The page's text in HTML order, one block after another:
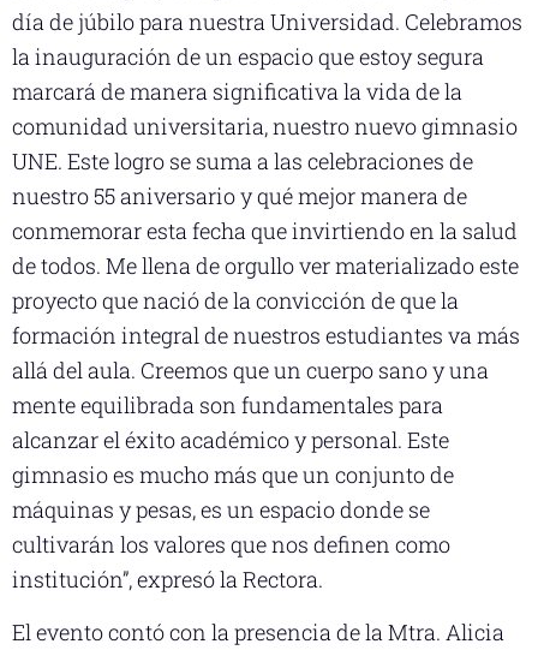
día de júbilo para nuestra Universidad. Celebramos
la inauguración de un espacio que estoy segura
marcará de manera significativa la vida de la
comunidad universitaria, nuestro nuevo gimnasio
UNE. Este logro se suma a las celebraciones de
nuestro 55 aniversario y qué mejor manera de
conmemorar esta fecha que invirtiendo en la salud
de todos. Me llena de orgullo ver materializado este
proyecto que nació de la convicción de que la
formación integral de nuestros estudiantes va más
allá del aula. Creemos que un cuerpo sano y una
mente equilibrada son fundamentales para
alcanzar el éxito académico y personal. Este
gimnasio es mucho más que un conjunto de
máquinas y pesas, es un espacio donde se
cultivarán los valores que nos definen como
institución”, expresó la Rectora.
El evento contó con la presencia de la Mtra. Alicia